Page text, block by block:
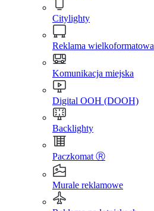
Citylighty
Reklama wielkoformatowa
Komunikacja miejska
Digital OOH (DOOH)
Backlighty
Paczkomat Ⓡ
Murale reklamowe